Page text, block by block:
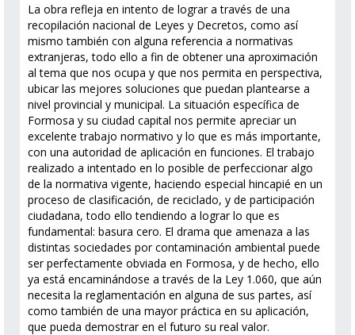
La obra refleja en intento de lograr a través de una
recopilación nacional de Leyes y Decretos, como así
mismo también con alguna referencia a normativas
extranjeras, todo ello a fin de obtener una aproximación
al tema que nos ocupa y que nos permita en perspectiva,
ubicar las mejores soluciones que puedan plantearse a
nivel provincial y municipal. La situación específica de
Formosa y su ciudad capital nos permite apreciar un
excelente trabajo normativo y lo que es más importante,
con una autoridad de aplicación en funciones. El trabajo
realizado a intentado en lo posible de perfeccionar algo
de la normativa vigente, haciendo especial hincapié en un
proceso de clasificación, de reciclado, y de participación
ciudadana, todo ello tendiendo a lograr lo que es
fundamental: basura cero. El drama que amenaza a las
distintas sociedades por contaminación ambiental puede
ser perfectamente obviada en Formosa, y de hecho, ello
ya está encaminándose a través de la Ley 1.060, que aún
necesita la reglamentación en alguna de sus partes, así
como también de una mayor práctica en su aplicación,
que pueda demostrar en el futuro su real valor.